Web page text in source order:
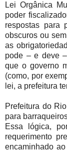
Lei Orgânica
poder
respostas para
obscuros ou
as
pode – e deve
que o governo
(como, por
lei, a prefeitura
Prefeitura do
para
Essa lógica,
requerimento
encaminhado